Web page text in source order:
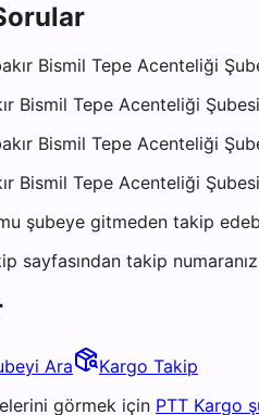
Bismil Tepe Acenteliği
Bismil Tepe Acenteliği
Bismil Tepe Acenteliği
Bismil Tepe Acenteliği
şubeye gitmeden takip
sayfasından takip
Ara
Kargo Takip
görmek için PTT Kargo